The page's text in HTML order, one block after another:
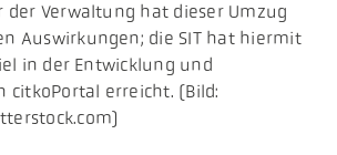
Verwaltung hat dieser Umzug
Auswirkungen; die SIT hat hiermit
in der Entwicklung und
citkoPortal erreicht. (Bild: